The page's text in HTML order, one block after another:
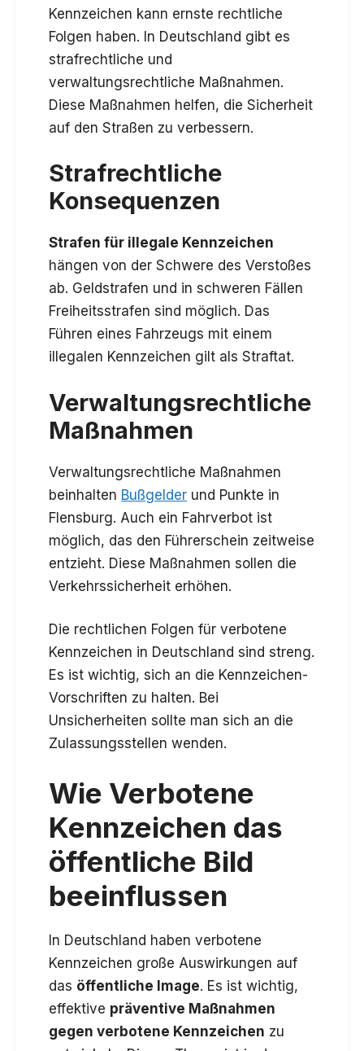
Kennzeichen kann ernste rechtliche
Folgen haben. In Deutschland gibt es
strafrechtliche und
verwaltungsrechtliche Maßnahmen.
Diese Maßnahmen helfen, die Sicherheit
auf den Straßen zu verbessern.
Strafrechtliche
Konsequenzen
Strafen für illegale Kennzeichen
hängen von der Schwere des Verstoßes
ab. Geldstrafen und in schweren Fällen
Freiheitsstrafen sind möglich. Das
Führen eines Fahrzeugs mit einem
illegalen Kennzeichen gilt als Straftat.
Verwaltungsrechtliche
Maßnahmen
Verwaltungsrechtliche Maßnahmen
beinhalten Bußgelder und Punkte in
Flensburg. Auch ein Fahrverbot ist
möglich, das den Führerschein zeitweise
entzieht. Diese Maßnahmen sollen die
Verkehrssicherheit erhöhen.
Die rechtlichen Folgen für verbotene
Kennzeichen in Deutschland sind streng.
Es ist wichtig, sich an die Kennzeichen-
Vorschriften zu halten. Bei
Unsicherheiten sollte man sich an die
Zulassungsstellen wenden.
Wie Verbotene
Kennzeichen das
öffentliche Bild
beeinflussen
In Deutschland haben verbotene
Kennzeichen große Auswirkungen auf
das öffentliche Image. Es ist wichtig,
effektive präventive Maßnahmen
gegen verbotene Kennzeichen zu